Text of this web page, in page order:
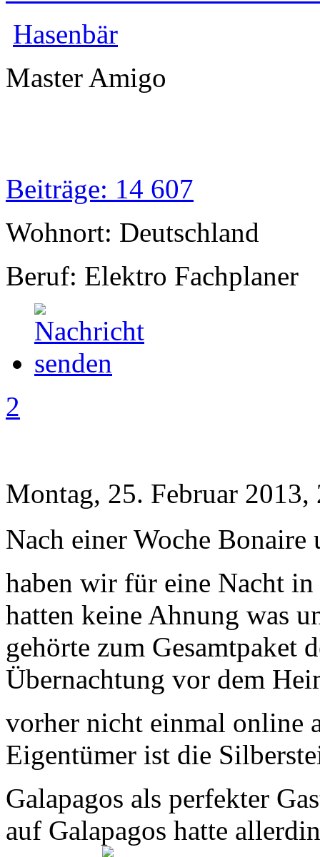
Hasenbär
Master Amigo
Beiträge: 14 607
Wohnort: Deutschland
Beruf: Elektro Fachplaner
2
Montag, 25. Februar 2013,
Nach einer Woche Bonaire
haben wir für eine Nacht
hatten keine Ahnung was
gehörte zum Gesamtpaket
Übernachtung vor dem
vorher nicht einmal online
Eigentümer ist die
Galapagos als perfekter
auf Galapagos hatte